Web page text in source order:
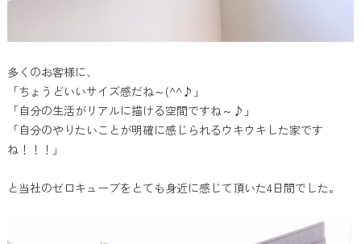
多くのお客様に、
「ちょうどいいサイズ感だね～(^^♪」
「自分の生活がリアルに描ける空間ですね～♪」
「自分のやりたいことが明確に感じられるウキウキした家です
ね！！！」
と当社のゼロキューブをとても身近に感じて頂いた4日間でした。